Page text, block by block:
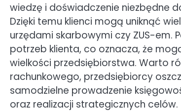
wiedzę i doświadczenie niezbędne
Dzięki temu klienci mogą uniknąć
urzędami skarbowymi czy ZUS-
potrzeb klienta, co oznacza, że
wielkości przedsiębiorstwa. Warto
rachunkowego, przedsiębiorcy
samodzielne prowadzenie
oraz realizacji strategicznych celów.